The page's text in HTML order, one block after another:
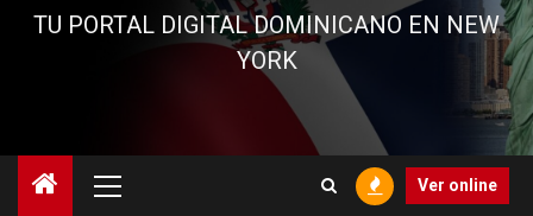
TU PORTAL DIGITAL DOMINICANO EN NEW
YORK
principal
Ver online